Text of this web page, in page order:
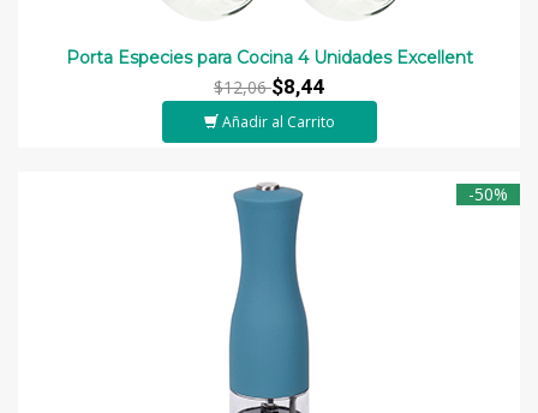
Porta Especies para Cocina 4 Unidades Excellent
$12,06$8,44
Añadir al Carrito
-50%